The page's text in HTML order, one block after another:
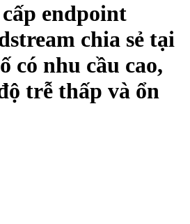
endpoint
chia sẻ tại
có nhu cầu cao,
trễ thấp và ổn